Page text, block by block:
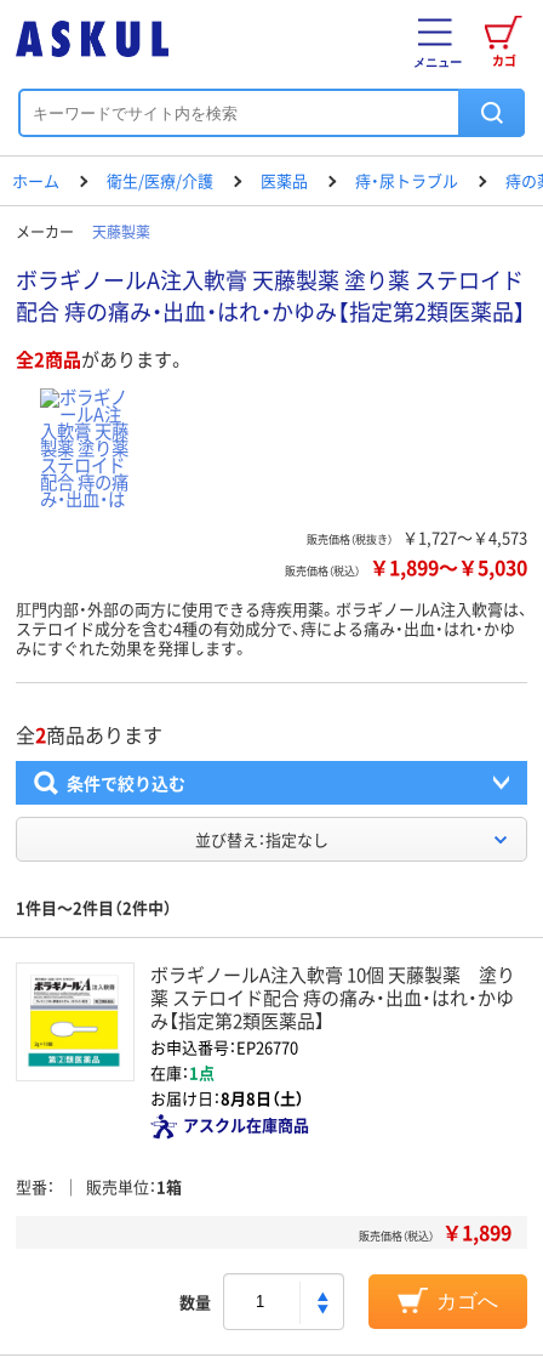
カゴ
メニュー
ホーム 衛生/医療/介護 医薬品 痔・尿トラブル 痔の
メーカー 天藤製薬
ボラギノールA注入軟膏 天藤製薬 塗り薬 ステロイド
配合 痔の痛み・出血・はれ・かゆみ【指定第2類医薬品】
全2商品があります。
販売価格（税抜き） ￥1,727～￥4,573
販売価格（税込） ￥1,899～￥5,030
肛門内部・外部の両方に使用できる痔疾用薬。ボラギノールA注入軟膏は、
ステロイド成分を含む4種の有効成分で、痔による痛み・出血・はれ・かゆ
みにすぐれた効果を発揮します。
全2商品あります
条件で絞り込む
並び替え：指定なし
1件目～2件目（2件中）
ボラギノールA注入軟膏 10個 天藤製薬 塗り
薬 ステロイド配合 痔の痛み・出血・はれ・かゆ
み【指定第2類医薬品】
お申込番号：EP26770
在庫：1点
お届け日：8月8日（土）
アスクル在庫商品
型番 販売単位 1箱
販売価格（税込） ￥1,899
数量 カゴへ